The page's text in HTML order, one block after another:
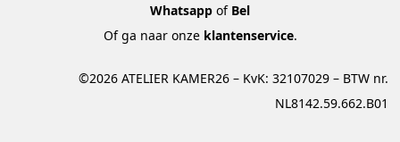
Whatsapp of Bel
Of ga naar onze klantenservice.
©2026 ATELIER KAMER26 – KvK: 32107029 – BTW nr.
NL8142.59.662.B01